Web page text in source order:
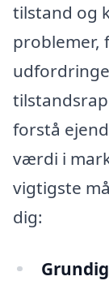
tilstand og
problemer,
forstå
værdi i
vigtigste
dig: